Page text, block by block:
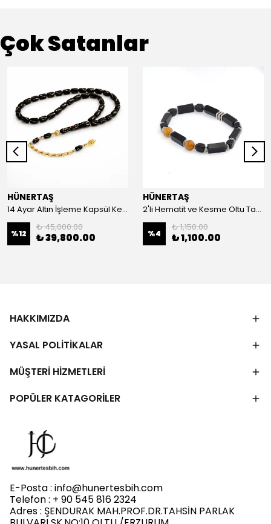
Çok Satanlar
HÜNERTAŞ
14 Ayar Altın İşleme Kapsül Kesim Oltu Taşı Tespih
%12
₺ 45,000.00
₺ 39,800.00
HÜNERTAŞ
2'li Hematit ve Kesme Oltu Taşı Bileklik
%4
₺ 1,150.00
₺ 1,100.00
HAKKIMIZDA
YASAL POLİTİKALAR
MÜŞTERİ HİZMETLERİ
POPÜLER KATAGORİLER
E-Posta : info@hunertesbih.com
Telefon : + 90 545 816 2324
Adres : ŞENDURAK MAH.PROF.DR.TAHSİN PARLAK